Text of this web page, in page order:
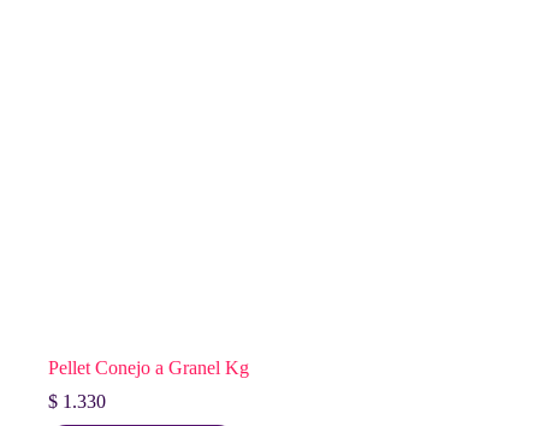
Pellet Conejo a Granel Kg
$ 1.330